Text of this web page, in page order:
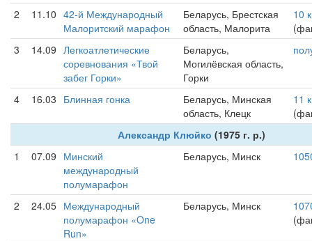
2 11.10 42-й Международный
Малоритский марафон
Беларусь, Брестская
область, Малорита
10
3
14.09 Легкоатлетические
соревнования «Твой
забег Горки»
Беларусь,
Могилёвская область,
Горки
4 16.03 Блинная гонка
Беларусь, Минская
область, Клецк
11
Александр Клюйко (1975 г. р.)
1
07.09 Минский
международный
полумарафон
Беларусь, Минск
2 24.05 Международный
полумарафон «One
Run»
Беларусь, Минск